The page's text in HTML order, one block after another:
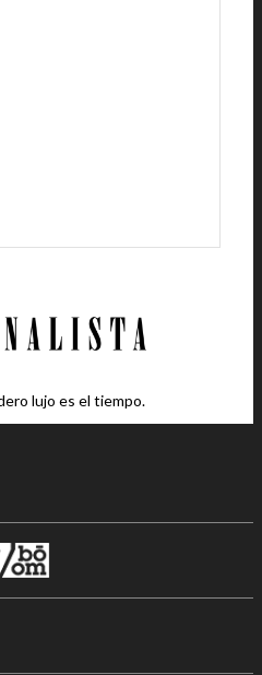
lujo es el tiempo.